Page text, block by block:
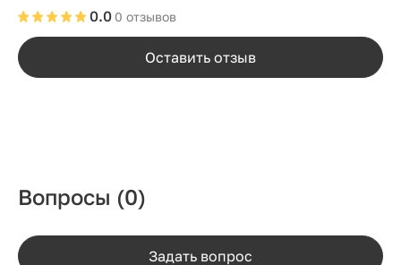
0 отзывов
0.0
Оставить отзыв
Вопросы (0)
Задать вопрос